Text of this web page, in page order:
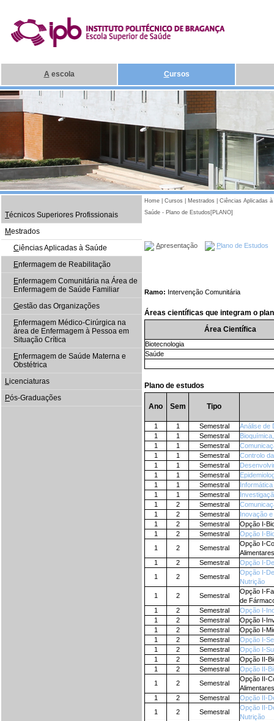
A escola Cursos
Técnicos Superiores Profissionais
Mestrados
Ciências Aplicadas à Saúde
Enfermagem de Reabilitação
Enfermagem Comunitária na Área de
Enfermagem de Saúde Familiar
Gestão das Organizações
Enfermagem Médico‐Cirúrgica na
área de Enfermagem à Pessoa em
Situação Crítica
Enfermagem de Saúde Materna e
Obstétrica
Licenciaturas
Pós-Graduações
Home Cursos Mestrados
Ciências Aplicadas à
Saúde - Plano de Estudos[PLANO]
Apresentação Plano de Estudos
Ramo: Intervenção Comunitária
Áreas científicas que integram o
Área Científica
Biotecnologia
Saúde
Plano de estudos
Ano Sem Tipo
1 1 Semestral
Análise de
1
1 Semestral
1
1 Semestral
1
1 Semestral
Controlo
1
1 Semestral
1
1 Semestral
1
1 Semestral
1
1 Semestral
1
2 Semestral
1
2 Semestral
Inovação
1
2 Semestral
Opção I-
1
2 Semestral
Opção I-
1
2 Semestral
Opção I-
Alimentares
1
2 Semestral
Opção I-
1
2 Semestral
Opção I-
Nutrição
1
2 Semestral
Opção I-
de
1
2 Semestral
Opção I-
1
2 Semestral
Opção I-
1
2 Semestral
Opção I-
1
2 Semestral
Opção I-
1
2 Semestral
Opção I-
1
2 Semestral
Opção II-
1
2 Semestral
Opção II-
1
2 Semestral
Opção II-
Alimentares
1
2 Semestral
Opção II-
1
2 Semestral
Opção II-
Nutrição